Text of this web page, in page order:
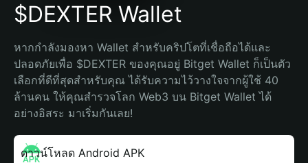
$DEXTER Wallet
หากกำลังมองหา Wallet สำหรับคริปโตที่เชื่อถือได้และ
ปลอดภัยเพื่อ $DEXTER ของคุณอยู่ Bitget Wallet ก็เป็นตัว
เลือกที่ดีที่สุดสำหรับคุณ ได้รับความไว้วางใจจากผู้ใช้ 40
ล้านคน ให้คุณสำรวจโลก Web3 บน Bitget Wallet ได้
อย่างอิสระ มาเริ่มกันเลย!
ดาวน์โหลด Android APK